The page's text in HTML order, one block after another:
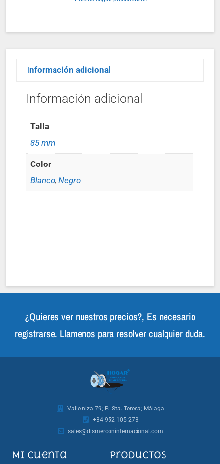
Información adicional
Información adicional
Talla
85 mm
Color
Blanco, Negro
¿Quieres ver nuestros precios?, Es necesario
registrarse. Llamenos para resolver cualquier duda.
Valle niza 79; P.I.Sta. Teresa; Málaga
+34 952 105 273
sales@dismerconinternacional.com
Mi cuenta Productos